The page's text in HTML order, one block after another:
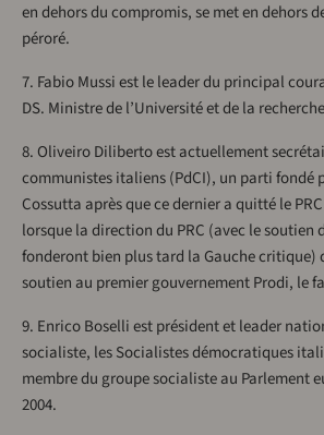
en dehors du compromis, se met en dehors
péroré.
7. Fabio Mussi est le leader du principal
DS. Ministre de l’Université et de la
8. Oliveiro Diliberto est actuellement
communistes italiens (PdCI), un parti fondé
Cossutta après que ce dernier a quitté le
lorsque la direction du PRC (avec le soutien
fonderont bien plus tard la Gauche critique)
soutien au premier gouvernement Prodi, le
9. Enrico Boselli est président et leader
socialiste, les Socialistes démocratiques
membre du groupe socialiste au Parlement
2004.